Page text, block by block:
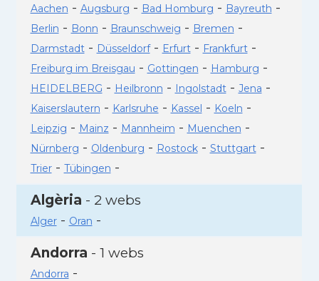
Aachen - Augsburg - Bad Homburg - Bayreuth -
Berlin - Bonn - Braunschweig - Bremen -
Darmstadt- Düsseldorf- Erfurt- Frankfurt-
Freiburg im Breisgau - Gottingen - Hamburg -
HEIDELBERG - Heilbronn - Ingolstadt- Jena -
Kaiserslautern - Karlsruhe - Kassel - Koeln -
Leipzig - Mainz - Mannheim - Muenchen -
Nürnberg - Oldenburg - Rostock- Stuttgart-
Trier- Tübingen -
Algèria - 2 webs
Alger- Oran -
Andorra - 1 webs
Andorra -